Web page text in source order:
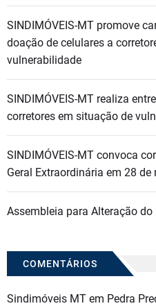
SINDIMÓVEIS-MT promove
doação de celulares a
vulnerabilidade
SINDIMÓVEIS-MT realiza
corretores em situação de
SINDIMÓVEIS-MT convoca
Geral Extraordinária em 28 de
Assembleia para Alteração
COMENTÁRIOS
Sindimóveis MT em Pedra